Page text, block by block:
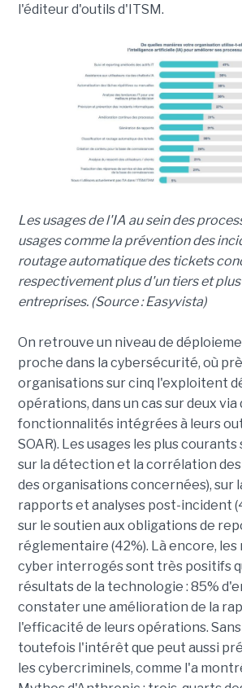
l'éditeur d'outils d'ITSM.
Les usages de l'IA au sein des
usages comme la prévention des
routage automatique des tickets
respectivement plus d'un tiers et
entreprises. (Source : Easyvista)
On retrouve un niveau de
proche dans la cybersécurité, où
organisations sur cinq l'exploitent
opérations, dans un cas sur deux via
fonctionnalités intégrées à leurs
SOAR). Les usages les plus
sur la détection et la corrélation des
des organisations concernées), sur
rapports et analyses post-incident
sur le soutien aux obligations de
réglementaire (42%). Là encore,
cyber interrogés sont très positifs
résultats de la technologie : 85%
constater une amélioration de la
l'efficacité de leurs opérations.
toutefois l'intérêt que peut aussi
les cybercriminels, comme l'a